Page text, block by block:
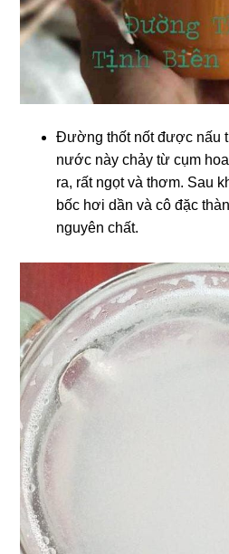
Đường thốt nốt được nấu
nước này chảy từ cụm
ra, rất ngọt và thơm. Sau
bốc hơi dần và cô đặc
nguyên chất.